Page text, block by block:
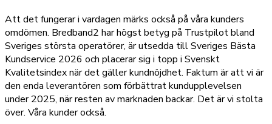
Att det fungerar i vardagen märks också på våra kunders
omdömen. Bredband2 har högst betyg på Trustpilot bland
Sveriges största operatörer, är utsedda till Sveriges Bästa
Kundservice 2026 och placerar sig i topp i Svenskt
Kvalitetsindex när det gäller kundnöjdhet. Faktum är att vi är
den enda leverantören som förbättrat kundupplevelsen
under 2025, när resten av marknaden backar. Det är vi stolta
över. Våra kunder också.